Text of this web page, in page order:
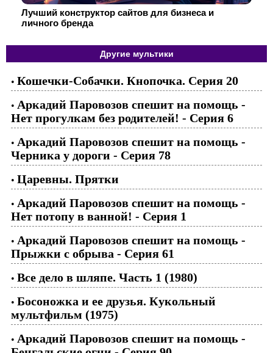
Лучший конструктор сайтов для бизнеса и
личного бренда
Другие мультики
• Кошечки-Собачки. Кнопочка. Серия 20
• Аркадий Паровозов спешит на помощь -
Нет прогулкам без родителей! - Серия 6
• Аркадий Паровозов спешит на помощь -
Черника у дороги - Серия 78
• Царевны. Прятки
• Аркадий Паровозов спешит на помощь -
Нет потопу в ванной! - Серия 1
• Аркадий Паровозов спешит на помощь -
Прыжки с обрыва - Серия 61
• Все дело в шляпе. Часть 1 (1980)
• Босоножка и ее друзья. Кукольный
мультфильм (1975)
• Аркадий Паровозов спешит на помощь -